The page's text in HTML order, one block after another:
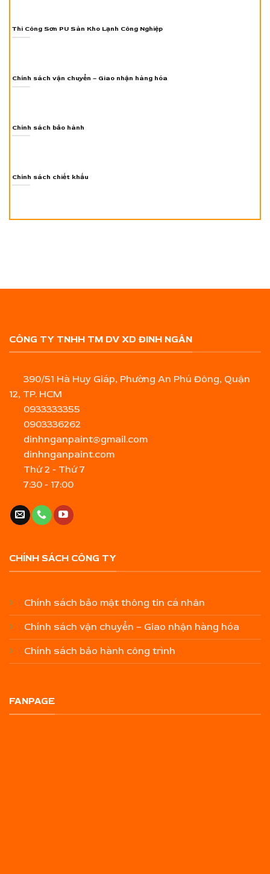
Thi Công Sơn PU Sàn Kho Lạnh Công Nghiệp
Chính sách vận chuyển – Giao nhận hàng hóa
Chính sách bảo hành
Chính sách chiết khấu
CÔNG TY TNHH TM DV XD ĐINH NGÂN
390/51 Hà Huy Giáp, Phường An Phú Đông, Quận
12, TP. HCM
0933333355
0903336262
dinhnganpaint@gmail.com
dinhnganpaint.com
Thứ 2 - Thứ 7
7:30 - 17:00
CHÍNH SÁCH CÔNG TY
Chính sách bảo mật thông tin cá nhân
Chính sách vận chuyển – Giao nhận hàng hóa
Chính sách bảo hành công trình
FANPAGE